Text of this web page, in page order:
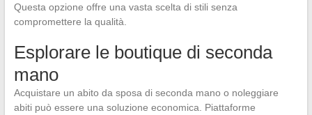
Questa opzione offre una vasta scelta di stili senza
compromettere la qualità.
Esplorare le boutique di seconda
mano
Acquistare un abito da sposa di seconda mano o noleggiare
abiti può essere una soluzione economica. Piattaforme